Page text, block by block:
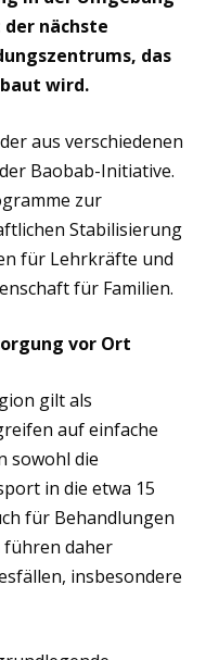
nächste
das
wird.
aus verschiedenen
Baobab-Initiative.
zur
Stabilisierung
für Lehrkräfte und
für Familien.
vor Ort
gilt als
auf einfache
sowohl die
in die etwa 15
für Behandlungen
führen daher
insbesondere